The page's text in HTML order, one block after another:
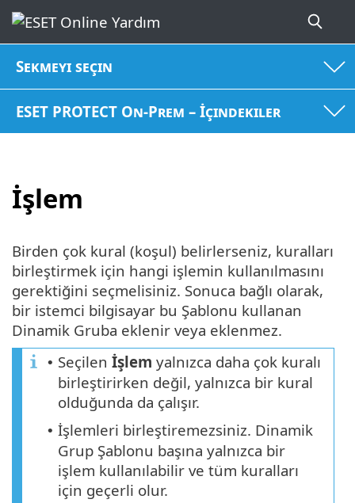
Sekmeyi seçin
ESET PROTECT On-Prem – İçindekiler
İşlem
Birden çok kural (koşul) belirlerseniz, kuralları
birleştirmek için hangi işlemin kullanılmasını
gerektiğini seçmelisiniz. Sonuca bağlı olarak,
bir istemci bilgisayar bu Şablonu kullanan
Dinamik Gruba eklenir veya eklenmez.
• Seçilen İşlem yalnızca daha çok kuralı
birleştirirken değil, yalnızca bir kural
olduğunda da çalışır.
• İşlemleri birleştiremezsiniz. Dinamik
Grup Şablonu başına yalnızca bir
işlem kullanılabilir ve tüm kuralları
için geçerli olur.